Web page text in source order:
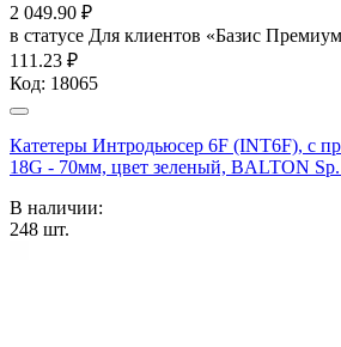
2 049.90 ₽
в статусе Для клиентов «Базис
111.23 ₽
Код: 18065
Катетеры Интродьюсер 6F (INT6F), с
18G - 70мм, цвет зеленый, BALTON
В наличии:
248 шт.